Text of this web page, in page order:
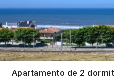
Apartamento de 2